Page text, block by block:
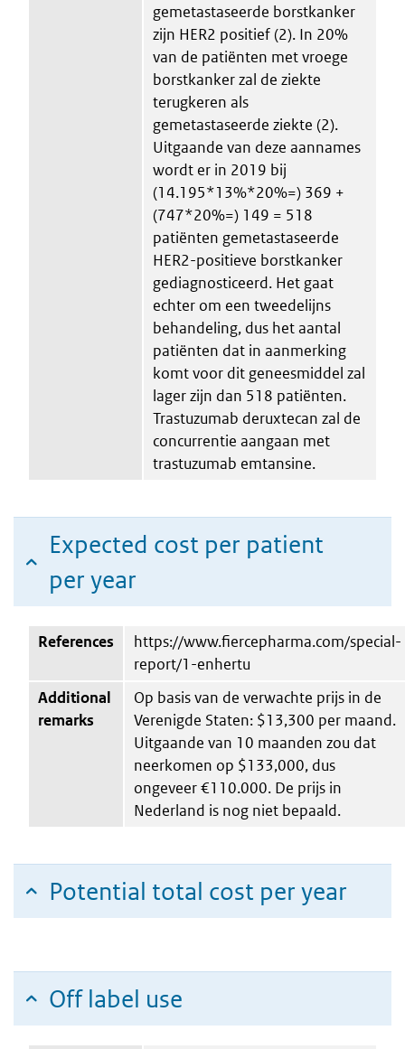
gemetastaseerde borstkanker
zijn HER2 positief (2). In 20%
van de patiënten met vroege
borstkanker zal de ziekte
terugkeren als
gemetastaseerde ziekte (2).
Uitgaande van deze aannames
wordt er in 2019 bij
(14.195*13%*20%=) 369 +
(747*20%=) 149 = 518
patiënten gemetastaseerde
HER2-positieve borstkanker
gediagnosticeerd. Het gaat
echter om een tweedelijns
behandeling, dus het aantal
patiënten dat in aanmerking
komt voor dit geneesmiddel zal
lager zijn dan 518 patiënten.
Trastuzumab deruxtecan zal de
concurrentie aangaan met
trastuzumab emtansine.
Expected cost per patient
per year
References
https://www.fiercepharma.com/special-
report/1-enhertu
Additional
remarks
Op basis van de verwachte prijs in de
Verenigde Staten: $13,300 per maand.
Uitgaande van 10 maanden zou dat
neerkomen op $133,000, dus
ongeveer €110.000. De prijs in
Nederland is nog niet bepaald.
Potential total cost per year
Off label use